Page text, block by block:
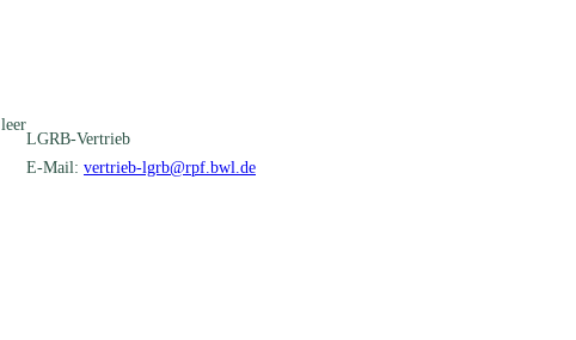
LGRB-Vertrieb
E-Mail: vertrieb-lgrb@rpf.bwl.de